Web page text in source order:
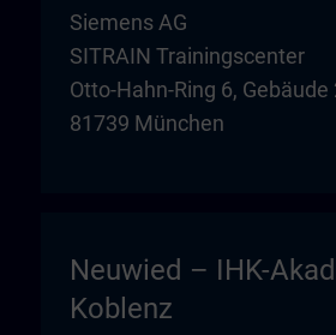
Siemens AG
SITRAIN Trainingscenter
Otto-Hahn-Ring 6, Gebäude
81739 München
Neuwied – IHK-
Koblenz